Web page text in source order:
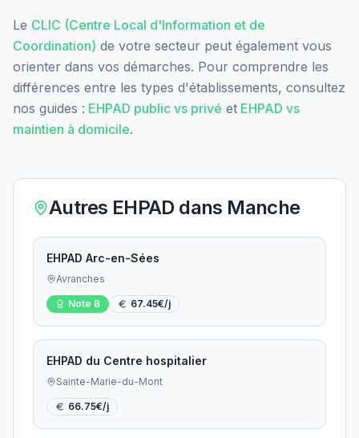
Le CLIC (Centre Local d'Information et de
Coordination) de votre secteur peut également vous
orienter dans vos démarches. Pour comprendre les
différences entre les types d'établissements, consultez
nos guides : EHPAD public vs privé et EHPAD vs
maintien à domicile.
Autres EHPAD dans Manche
EHPAD Arc-en-Sées
Avranches
Note B 67.45€/j
EHPAD du Centre hospitalier
Sainte-Marie-du-Mont
66.75€/j